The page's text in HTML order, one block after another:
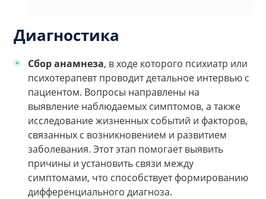
Диагностика
Сбор анамнеза, в ходе которого психиатр или
психотерапевт проводит детальное интервью с
пациентом. Вопросы направлены на
выявление наблюдаемых симптомов, а также
исследование жизненных событий и факторов,
связанных с возникновением и развитием
заболевания. Этот этап помогает выявить
причины и установить связи между
симптомами, что способствует формированию
дифференциального диагноза.